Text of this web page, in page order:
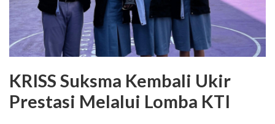
KRISS Suksma Kembali Ukir
Prestasi Melalui Lomba KTI